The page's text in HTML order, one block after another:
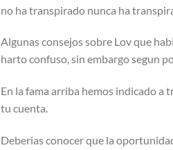
no ha transpirado nunca ha
Algunas consejos sobre Lov que
harto confuso, sin embargo segun
En la fama arriba hemos indicado a
tu cuenta.
Deberias conocer que la